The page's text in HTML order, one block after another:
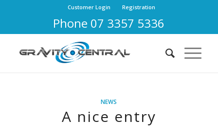
Customer Login Registration
Phone 07 3357 5336
NEWS
A nice entry